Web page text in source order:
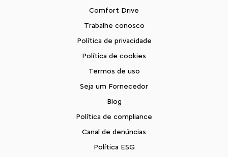
Comfort Drive
Trabalhe conosco
Política de privacidade
Política de cookies
Termos de uso
Seja um Fornecedor
Blog
Política de compliance
Canal de denúncias
Política ESG